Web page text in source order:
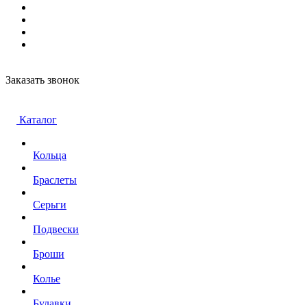
Заказать звонок
Каталог
Кольца
Браслеты
Серьги
Подвески
Броши
Колье